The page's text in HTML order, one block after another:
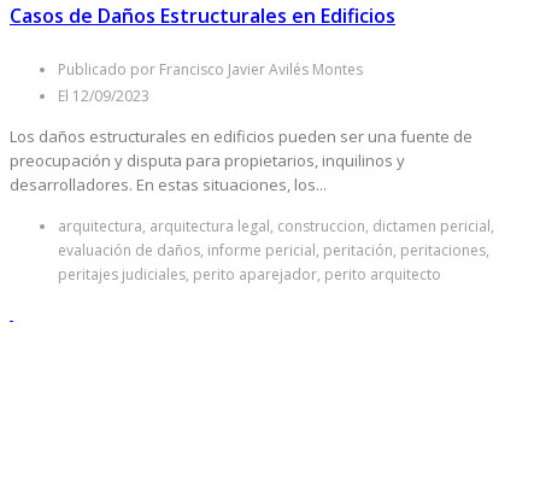
Casos de Daños Estructurales en Edificios
Publicado por Francisco Javier Avilés Montes
El 12/09/2023
Los daños estructurales en edificios pueden ser una fuente de
preocupación y disputa para propietarios, inquilinos y
desarrolladores. En estas situaciones, los...
arquitectura, arquitectura legal, construccion, dictamen pericial,
evaluación de daños, informe pericial, peritación, peritaciones,
peritajes judiciales, perito aparejador, perito arquitecto